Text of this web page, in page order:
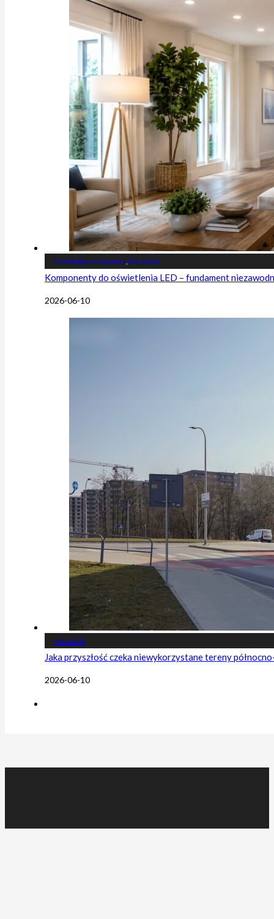
Architektura i wnętrza Poradniki
Komponenty do oświetlenia LED – fundament
2026-06-10
Poradniki
Jaka przyszłość czeka niewykorzystane tereny
2026-06-10